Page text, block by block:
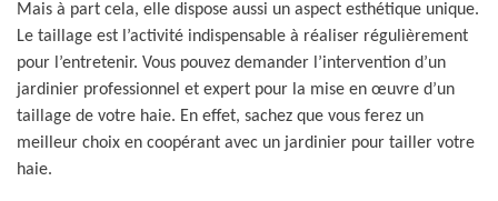
Mais à part cela, elle dispose aussi un aspect esthétique unique.
Le taillage est l’activité indispensable à réaliser régulièrement
pour l’entretenir. Vous pouvez demander l’intervention d’un
jardinier professionnel et expert pour la mise en œuvre d’un
taillage de votre haie. En effet, sachez que vous ferez un
meilleur choix en coopérant avec un jardinier pour tailler votre
haie.